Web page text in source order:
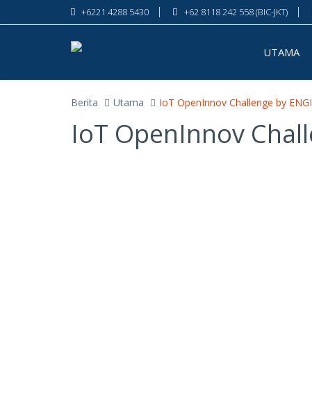
+6221 4288 5430 +62 8118 242 558 (BIC-JKT)
UTAMA
Berita Utama IoT OpenInnov Challenge by
IoT OpenInnov